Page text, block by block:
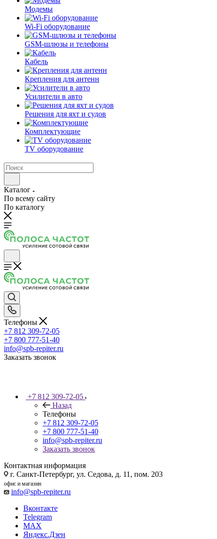
Модемы
Wi-Fi оборудование
GSM-шлюзы и телефоны
Кабель
Крепления для антенн
Усилители в авто
Решения для яхт и судов
Комплектующие
TV оборудование
Каталог
По всему сайту
По каталогу
Телефоны
+7 812 309-72-05
+7 800 777-51-40
info@spb-repiter.ru
Заказать звонок
+7 812 309-72-05
Назад
Телефоны
+7 812 309-72-05
+7 800 777-51-40
info@spb-repiter.ru
Заказать звонок
Контактная информация
г. Санкт-Петербург, ул. Седова, д. 11, пом. 203
офис и магазин
info@spb-repiter.ru
Вконтакте
Telegram
MAX
Яндекс.Дзен